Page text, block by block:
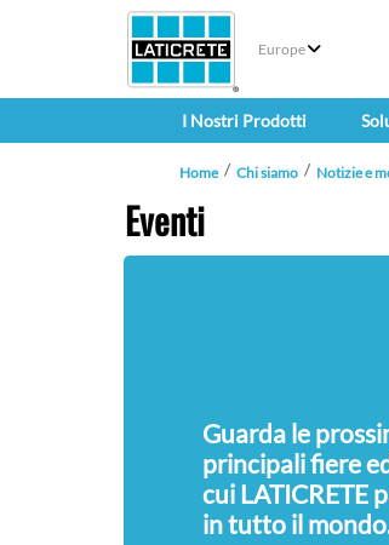
Europe
I Nostri Prodotti
Home Chi siamo Notizie e
Eventi
Guarda le
principali fiere
cui LATICRETE
in tutto il